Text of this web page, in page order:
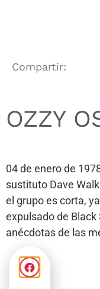
Compartir:
OZZY
04 de enero de
sustituto Dave
el grupo es corta,
expulsado de
anécdotas de las